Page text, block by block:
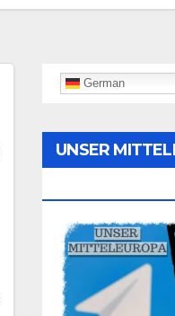
German
UNSER